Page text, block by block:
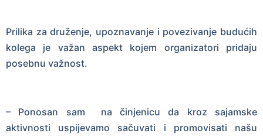
Prilika za druženje, upoznavanje i povezivanje budućih
kolega je važan aspekt kojem organizatori pridaju
posebnu važnost.
– Ponosan sam na činjenicu da kroz sajamske
aktivnosti uspijevamo sačuvati i promovisati našu